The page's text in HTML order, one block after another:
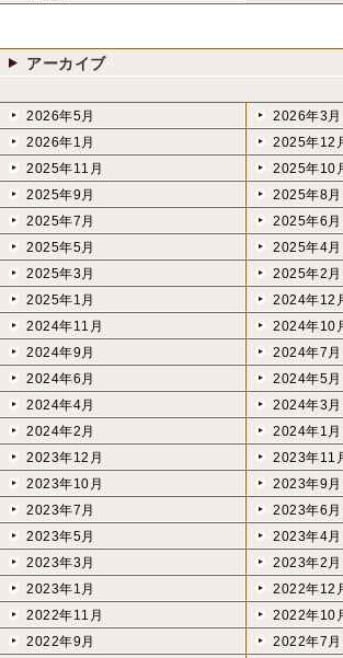
アーカイブ
2026年5月
2026年3月
2026年1月
2025年12
2025年11月
2025年10
2025年9月
2025年8月
2025年7月
2025年6月
2025年5月
2025年4月
2025年3月
2025年2月
2025年1月
2024年12
2024年11月
2024年10
2024年9月
2024年7月
2024年6月
2024年5月
2024年4月
2024年3月
2024年2月
2024年1月
2023年12月
2023年11
2023年10月
2023年9月
2023年7月
2023年6月
2023年5月
2023年4月
2023年3月
2023年2月
2023年1月
2022年12
2022年11月
2022年10
2022年9月
2022年7月